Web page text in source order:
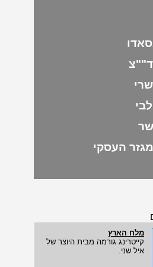
העסקי
מלח הארץ
קייטרינג גורמה מבית היוצר של
איל שני.